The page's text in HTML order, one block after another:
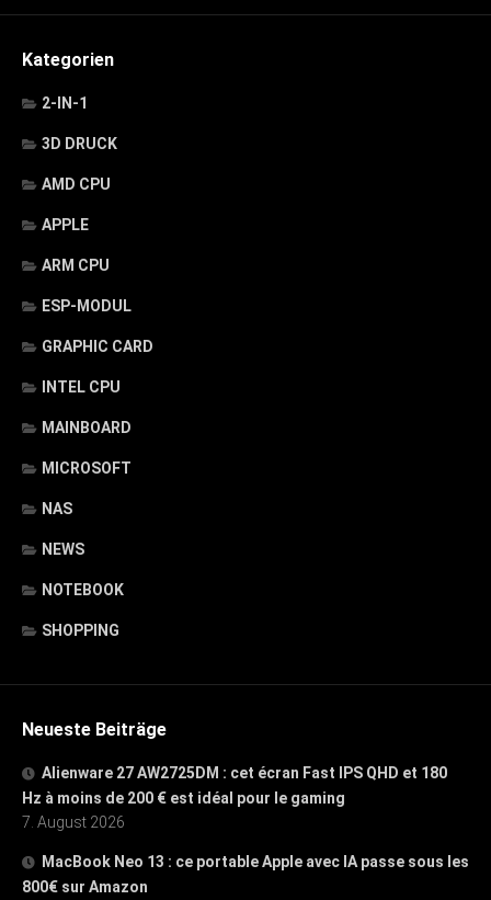
Kategorien
2-IN-1
3D DRUCK
AMD CPU
APPLE
ARM CPU
ESP-MODUL
GRAPHIC CARD
INTEL CPU
MAINBOARD
MICROSOFT
NAS
NEWS
NOTEBOOK
SHOPPING
Neueste Beiträge
Alienware 27 AW2725DM : cet écran Fast IPS QHD et 180
Hz à moins de 200 € est idéal pour le gaming
7. August 2026
MacBook Neo 13 : ce portable Apple avec IA passe sous les
800€ sur Amazon